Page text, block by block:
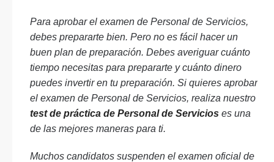
Para aprobar el examen de Personal de Servicios,
debes prepararte bien. Pero no es fácil hacer un
buen plan de preparación. Debes averiguar cuánto
tiempo necesitas para prepararte y cuánto dinero
puedes invertir en tu preparación. Si quieres aprobar
el examen de Personal de Servicios, realiza nuestro
test de práctica de Personal de Servicios es una
de las mejores maneras para ti.
Muchos candidatos suspenden el examen oficial de